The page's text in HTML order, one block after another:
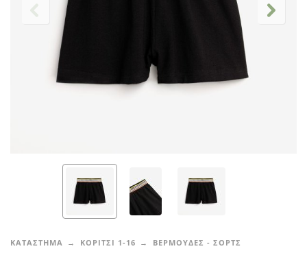
ΚΑΤΑΣΤΗΜΑ ΚΟΡΙΤΣΙ 1-16 ΒΕΡΜΟΥΔΕΣ - ΣΟΡΤΣ